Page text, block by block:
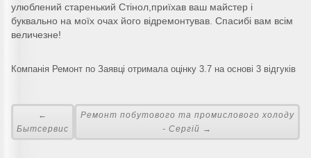
улюблений старенький Стінол,приїхав ваш майстер і
буквально на моїх очах його відремонтував. Спасибі вам всім
величезне!
Компанія Ремонт по Заявці отримала оцінку 3.7 на основі 3 відгуків
←
Бытсервис
Ремонт побутового та промислового холоду
- Сергій →